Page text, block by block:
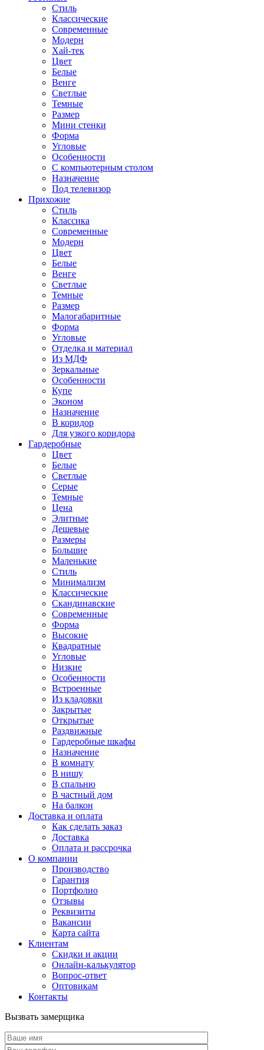
Стиль
Классические
Современные
Модерн
Хай-тек
Цвет
Белые
Венге
Светлые
Темные
Размер
Мини стенки
Форма
Угловые
Особенности
С компьютерным столом
Назначение
Под телевизор
Прихожие
Стиль
Классика
Современные
Модерн
Цвет
Белые
Венге
Светлые
Темные
Размер
Малогабаритные
Форма
Угловые
Отделка и материал
Из МДФ
Зеркальные
Особенности
Купе
Эконом
Назначение
В коридор
Для узкого коридора
Гардеробные
Цвет
Белые
Светлые
Серые
Темные
Цена
Элитные
Дешевые
Размеры
Большие
Маленькие
Стиль
Минимализм
Классические
Скандинавские
Современные
Форма
Высокие
Квадратные
Угловые
Низкие
Особенности
Встроенные
Из кладовки
Закрытые
Открытые
Раздвижные
Гардеробные шкафы
Назначение
В комнату
В нишу
В спальню
В частный дом
На балкон
Доставка и оплата
Как сделать заказ
Доставка
Оплата и рассрочка
О компании
Производство
Гарантия
Портфолио
Отзывы
Реквизиты
Вакансии
Карта сайта
Клиентам
Скидки и акции
Онлайн-калькулятор
Вопрос-ответ
Оптовикам
Контакты
Вызвать замерщика